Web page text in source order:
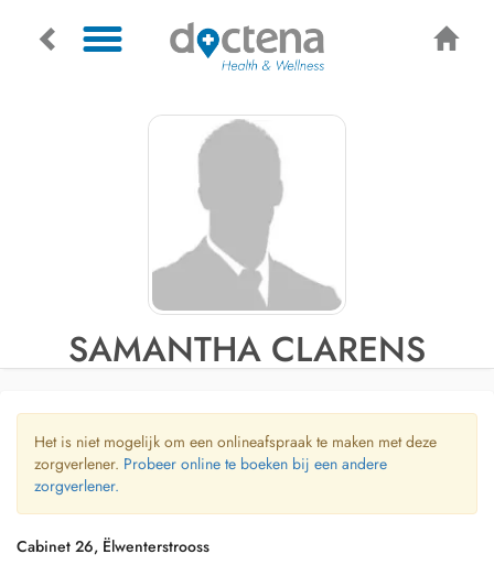
SAMANTHA CLARENS
Het is niet mogelijk om een onlineafspraak te maken met deze
zorgverlener. Probeer online te boeken bij een andere
zorgverlener.
Cabinet 26, Ëlwenterstrooss